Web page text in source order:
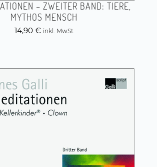
– ZWEITER BAND: TIERE,
MYTHOS MENSCH
14,90 € inkl. MwSt